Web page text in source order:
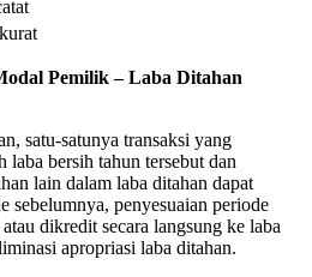
Pemilik – Laba Ditahan
satu-satunya transaksi yang
laba bersih tahun tersebut dan
lain dalam laba ditahan dapat
sebelumnya, penyesuaian periode
dikredit secara langsung ke laba
apropriasi laba ditahan.